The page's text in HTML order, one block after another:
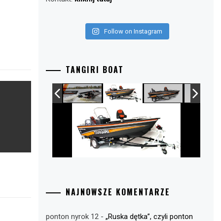
Follow on Instagram
TANGIRI BOAT
NAJNOWSZE KOMENTARZE
ponton nyrok 12 -„Ruska dętka”, czyli ponton